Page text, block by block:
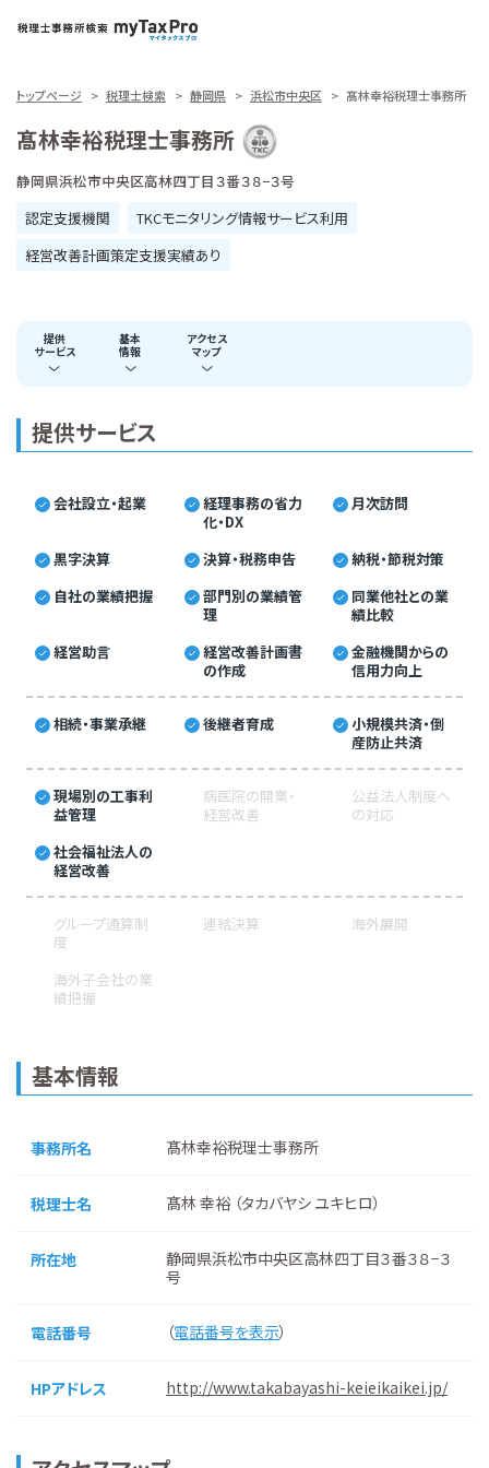
トップページ 税理士検索 静岡県 浜松市中央区 髙林幸裕税理士事務所
髙林幸裕税理士事務所
静岡県浜松市中央区高林四丁目３番３８−３号
認定支援機関
TKCモニタリング情報サービス利用
経営改善計画策定支援実績あり
提供
サービス
基本
情報
アクセス
マップ
提供サービス
会社設立・起業
経理事務の省力
化・DX
月次訪問
黒字決算 決算・税務申告
納税・節税対策
自社の業績把握
部門別の業績管
理
同業他社との業
績比較
経営助言
経営改善計画書
の作成
金融機関からの
信用力向上
相続・事業承継 後継者育成
小規模共済・倒
産防止共済
現場別の工事利
益管理
病医院の開業・
経営改善
公益法人制度へ
の対応
社会福祉法人の
経営改善
グループ通算制
度
連結決算 海外展開
海外子会社の業
績把握
基本情報
事務所名 髙林幸裕税理士事務所
税理士名 髙林 幸裕 （タカバヤシ ユキヒロ）
所在地
静岡県浜松市中央区高林四丁目３番３８−３
号
電話番号 （電話番号を表示）
HPアドレス http://www.takabayashi-keieikaikei.jp/